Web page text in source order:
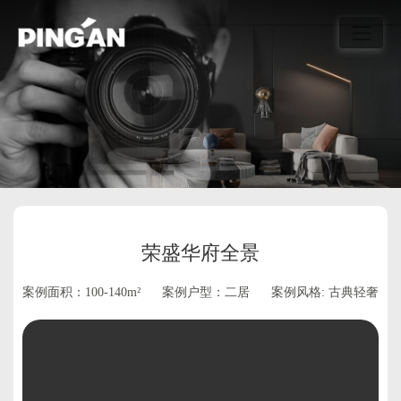
荣盛华府全景
案例面积：100-140m² 案例户型：二居 案例风格: 古典轻奢